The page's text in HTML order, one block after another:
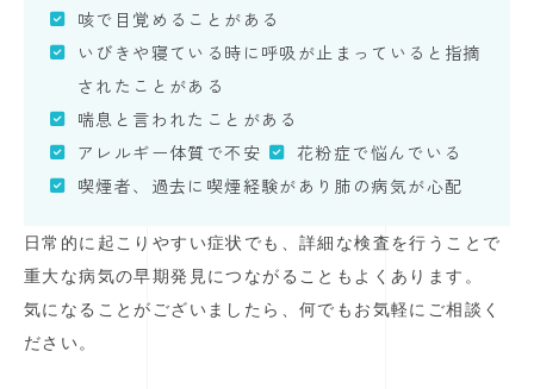
咳で目覚めることがある
いびきや寝ている時に呼吸が止まっていると指摘
されたことがある
喘息と言われたことがある
アレルギー体質で不安
花粉症で悩んでいる
喫煙者、過去に喫煙経験があり肺の病気が心配
日常的に起こりやすい症状でも、詳細な検査を行うことで
重大な病気の早期発見につながることもよくあります。
気になることがございましたら、何でもお気軽にご相談く
ださい。